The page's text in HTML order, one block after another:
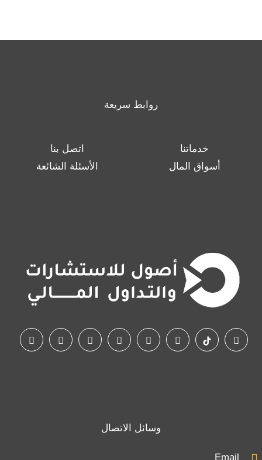
روابط سريعة
خدماتنا
اتصل بنا
أسواق المال
الأسئلة الشائعة
وسائل الاتصال
Email